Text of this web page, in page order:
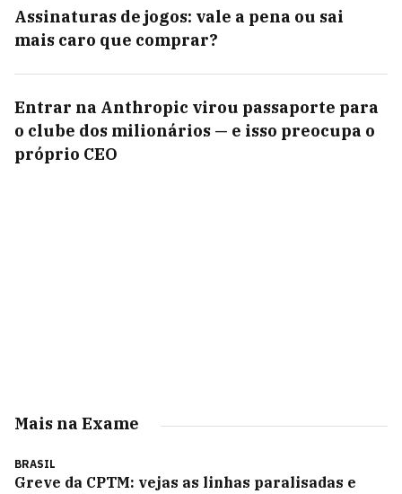
Assinaturas de jogos: vale a pena ou sai
mais caro que comprar?
Entrar na Anthropic virou passaporte para
o clube dos milionários — e isso preocupa o
próprio CEO
Mais na Exame
BRASIL
Greve da CPTM: vejas as linhas paralisadas e